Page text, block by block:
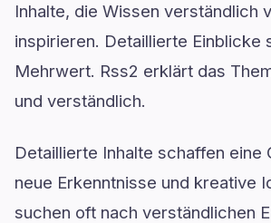
Inhalte, die Wissen verständlich
inspirieren. Detaillierte Einblicke
Mehrwert. Rss2 erklärt das
und verständlich.
Detaillierte Inhalte schaffen eine
neue Erkenntnisse und kreative
suchen oft nach verständlichen